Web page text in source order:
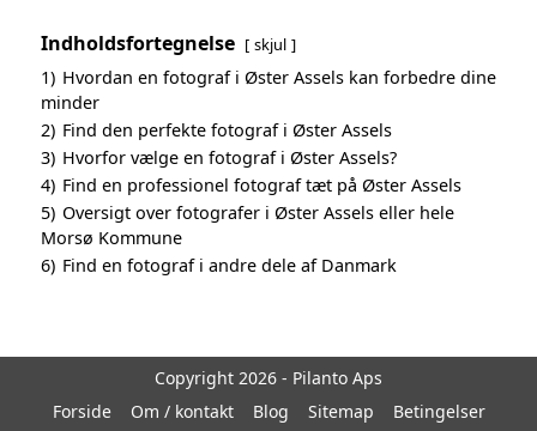
Indholdsfortegnelse skjul
1) Hvordan en fotograf i Øster Assels kan forbedre dine
minder
2) Find den perfekte fotograf i Øster Assels
3) Hvorfor vælge en fotograf i Øster Assels?
4) Find en professionel fotograf tæt på Øster Assels
5) Oversigt over fotografer i Øster Assels eller hele
Morsø Kommune
6) Find en fotograf i andre dele af Danmark
Copyright 2026 - Pilanto Aps
Forside
Om / kontakt Blog Sitemap Betingelser